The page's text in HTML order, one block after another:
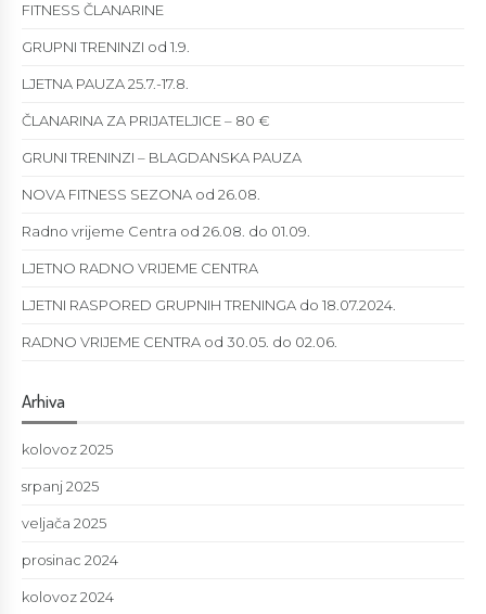
FITNESS ČLANARINE
GRUPNI TRENINZI od 1.9.
LJETNA PAUZA 25.7.-17.8.
ČLANARINA ZA PRIJATELJICE – 80 €
GRUNI TRENINZI – BLAGDANSKA PAUZA
NOVA FITNESS SEZONA od 26.08.
Radno vrijeme Centra od 26.08. do 01.09.
LJETNO RADNO VRIJEME CENTRA
LJETNI RASPORED GRUPNIH TRENINGA do 18.07.2024.
RADNO VRIJEME CENTRA od 30.05. do 02.06.
Arhiva
kolovoz 2025
srpanj 2025
veljača 2025
prosinac 2024
kolovoz 2024